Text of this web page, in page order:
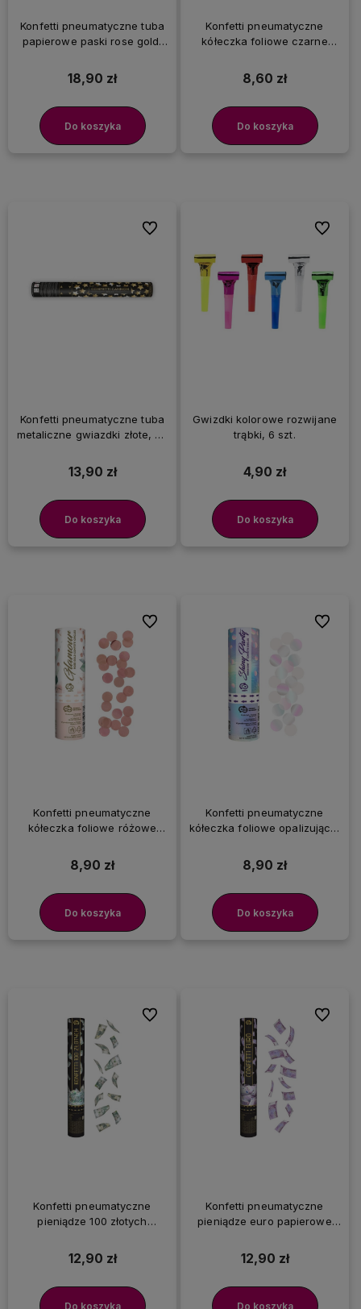
Konfetti pneumatyczne tuba
papierowe paski rose gold,
18,90 zł
Do koszyka
Konfetti pneumatyczne
kółeczka foliowe czarne
8,60 zł
Do koszyka
Konfetti pneumatyczne tuba
metaliczne gwiazdki złote, 40
13,90 zł
Do koszyka
Do ulubionych
Gwizdki kolorowe rozwijane
trąbki, 6 szt.
4,90 zł
Do koszyka
Do
Konfetti pneumatyczne
kółeczka foliowe różowe
8,90 zł
Do koszyka
Do ulubionych
Konfetti pneumatyczne
kółeczka foliowe opalizujące,
8,90 zł
Do koszyka
Do
Konfetti pneumatyczne
pieniądze 100 złotych
12,90 zł
Do koszyka
Do ulubionych
Konfetti pneumatyczne
pieniądze euro papierowe
12,90 zł
Do koszyka
Do